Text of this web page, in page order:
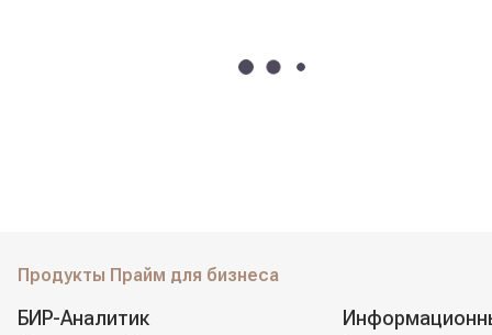
Продукты Прайм для бизнеса
БИР-Аналитик